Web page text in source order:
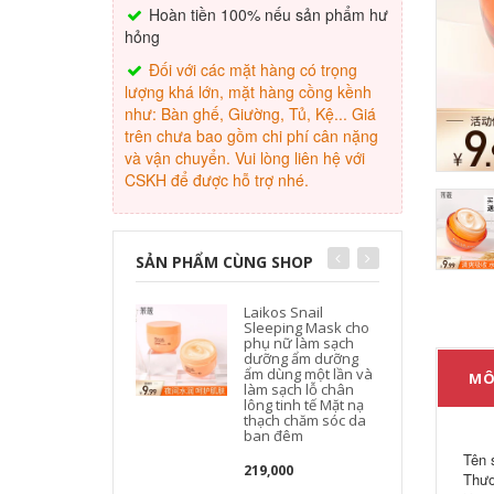
Hoàn tiền 100% nếu sản phẩm hư
hỏng
Đối với các mặt hàng có trọng
lượng khá lớn, mặt hàng cồng kềnh
như: Bàn ghế, Giường, Tủ, Kệ... Giá
trên chưa bao gồm chi phí cân nặng
và vận chuyển. Vui lòng liên hệ với
CSKH để được hỗ trợ nhé.
SẢN PHẨM CÙNG SHOP
Laikos Snail
Sleeping Mask cho
phụ nữ làm sạch
dưỡng ẩm dưỡng
ẩm dùng một lần và
làm sạch lỗ chân
lông tinh tế Mặt nạ
thạch chăm sóc da
ban đêm
219,000
Tên